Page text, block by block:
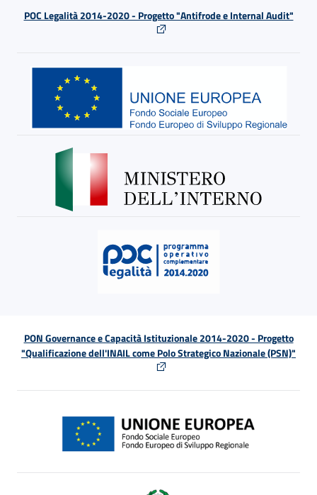
POC Legalità 2014-2020 - Progetto "Antifrode e Internal Audit"
PON Governance e Capacità Istituzionale 2014-2020 - Progetto
"Qualificazione dell'INAIL come Polo Strategico Nazionale (PSN)"